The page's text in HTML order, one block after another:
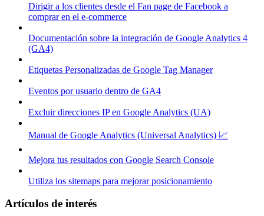
Dirigir a los clientes desde el Fan page de Facebook a
comprar en el e-commerce
Documentación sobre la integración de Google Analytics 4
(GA4)
Etiquetas Personalizadas de Google Tag Manager
Eventos por usuario dentro de GA4
Excluir direcciones IP en Google Analytics (UA)
Manual de Google Analytics (Universal Analytics) 📈
Mejora tus resultados con Google Search Console
Utiliza los sitemaps para mejorar posicionamiento
Artículos de interés